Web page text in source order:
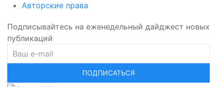
Авторские права
Подписывайтесь на еженедельный дайджест новых
публикаций
ПОДПИСАТЬСЯ